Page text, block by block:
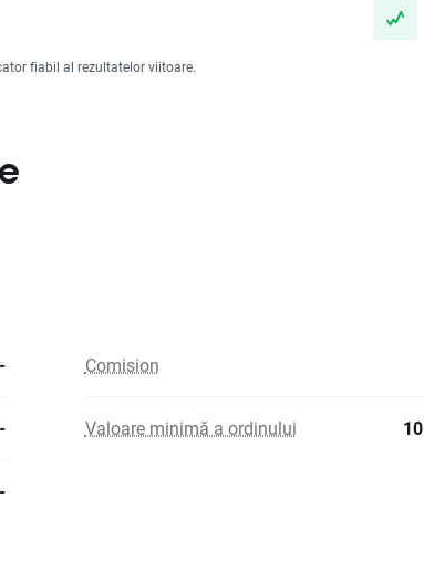
fiabil al rezultatelor viitoare.
- Comision
- Valoare minimă a ordinului
-